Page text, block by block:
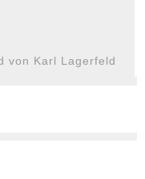
von Karl Lagerfeld